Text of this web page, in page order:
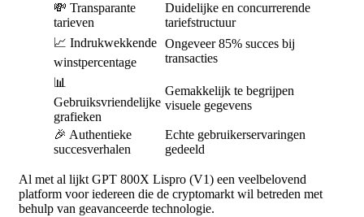
💸 Transparante
tarieven
Duidelijke en concurrerende
tariefstructuur
📈 Indrukwekkende
winstpercentage
Ongeveer 85% succes bij
transacties
📊
Gebruiksvriendelijke
grafieken
Gemakkelijk te begrijpen
visuele gegevens
🎉 Authentieke
succesverhalen
Echte gebruikerservaringen
gedeeld
Al met al lijkt GPT 800X Lispro (V1) een veelbelovend
platform voor iedereen die de cryptomarkt wil betreden met
behulp van geavanceerde technologie.